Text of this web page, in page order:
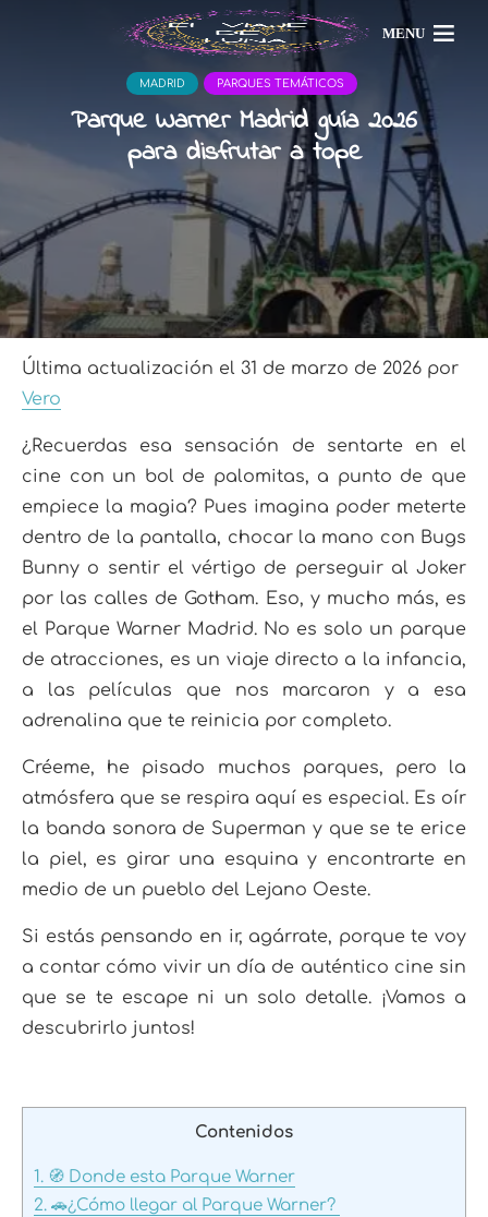
MENU
MADRID PARQUES TEMÁTICOS
Parque Warner Madrid guía 2026
para disfrutar a tope
Última actualización el 31 de marzo de 2026 por
Vero
¿Recuerdas esa sensación de sentarte en el
cine con un bol de palomitas, a punto de que
empiece la magia? Pues imagina poder meterte
dentro de la pantalla, chocar la mano con Bugs
Bunny o sentir el vértigo de perseguir al Joker
por las calles de Gotham. Eso, y mucho más, es
el Parque Warner Madrid. No es solo un parque
de atracciones, es un viaje directo a la infancia,
a las películas que nos marcaron y a esa
adrenalina que te reinicia por completo.
Créeme, he pisado muchos parques, pero la
atmósfera que se respira aquí es especial. Es oír
la banda sonora de Superman y que se te erice
la piel, es girar una esquina y encontrarte en
medio de un pueblo del Lejano Oeste.
Si estás pensando en ir, agárrate, porque te voy
a contar cómo vivir un día de auténtico cine sin
que se te escape ni un solo detalle. ¡Vamos a
descubrirlo juntos!
Contenidos
1. 🧭 Donde esta Parque Warner
2. 🚗¿Cómo llegar al Parque Warner?